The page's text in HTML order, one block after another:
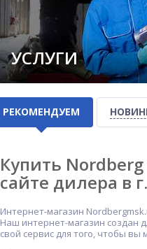
УСЛУГИ
РЕКОМЕНДУЕМ
Купить
сайте дилера в
Интернет-магазин
Наш интернет-магазин создан
свой сервис для того, чтобы